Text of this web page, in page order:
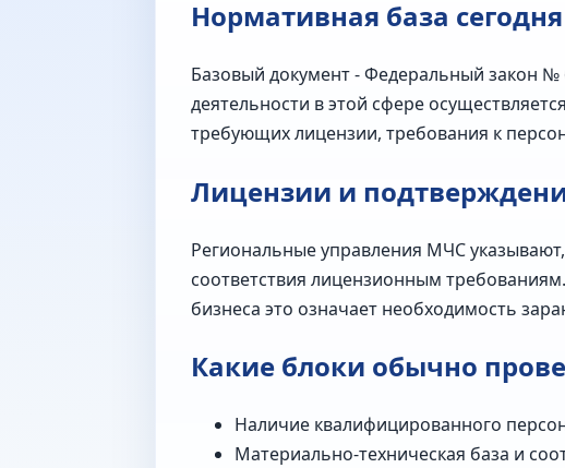
Нормативная база сегодня
Базовый документ - Федеральный закон
деятельности в этой сфере
требующих лицензии, требования к
Лицензии и
Региональные управления МЧС
соответствия лицензионным
бизнеса это означает необходимость
Какие блоки обычно
Наличие квалифицированного
Материально‑техническая база и